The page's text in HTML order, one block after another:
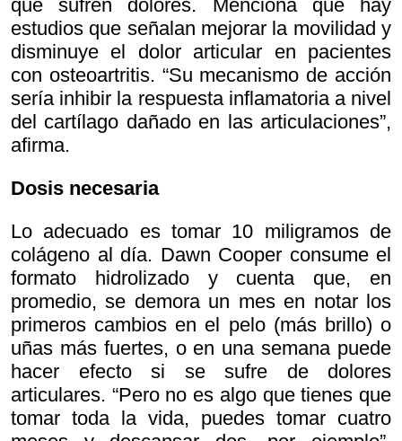
que sufren dolores. Menciona que hay
estudios que señalan mejorar la movilidad y
disminuye el dolor articular en pacientes
con osteoartritis. “Su mecanismo de acción
sería inhibir la respuesta inflamatoria a nivel
del cartílago dañado en las articulaciones”,
afirma.
Dosis necesaria
Lo adecuado es tomar 10 miligramos de
colágeno al día. Dawn Cooper consume el
formato hidrolizado y cuenta que, en
promedio, se demora un mes en notar los
primeros cambios en el pelo (más brillo) o
uñas más fuertes, o en una semana puede
hacer efecto si se sufre de dolores
articulares. “Pero no es algo que tienes que
tomar toda la vida, puedes tomar cuatro